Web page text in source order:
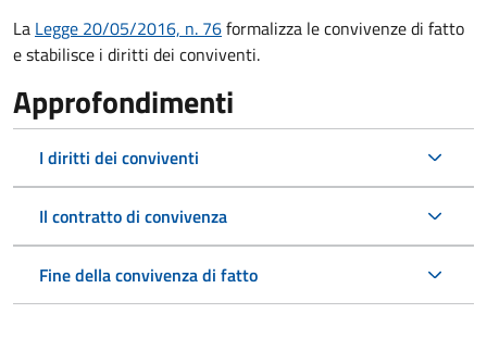
La Legge 20/05/2016, n. 76formalizza le convivenze di fatto
e stabilisce i diritti dei conviventi.
Approfondimenti
I diritti dei conviventi
Il contratto di convivenza
Fine della convivenza di fatto